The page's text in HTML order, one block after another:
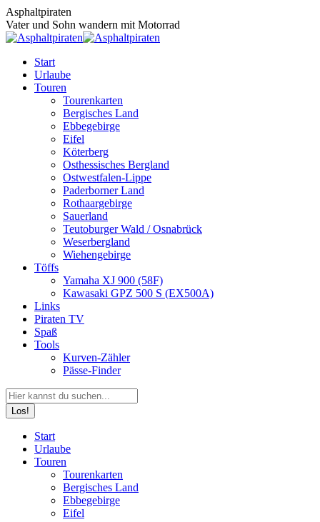
Zum
Inhalt
springen
Asphaltpiraten
Vater und Sohn wandern mit Motorrad
Start
Urlaube
Touren
Tourenkarten
Bergisches Land
Ebbegebirge
Eifel
Köterberg
Osthessisches Bergland
Ostwestfalen-Lippe
Paderborner Land
Rothaargebirge
Sauerland
Teutoburger Wald / Osnabrück
Weserbergland
Wiehengebirge
Töffs
Yamaha XJ 900 (58F)
Kawasaki GPZ 500 S (EX500A)
Links
Piraten TV
Spaß
Tools
Kurven-Zähler
Pässe-Finder
Search:
page
opens
page
opens
page
opens
Start
Urlaube
Touren
Tourenkarten
Bergisches Land
Ebbegebirge
Eifel